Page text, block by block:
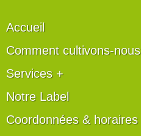
Accueil
Comment cultivons-nous
Services +
Notre Label
Coordonnées & horaires